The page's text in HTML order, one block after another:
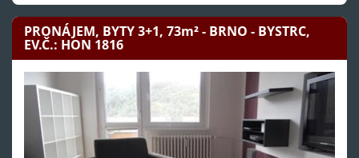
PRONÁJEM, BYTY 3+1, 73m²- BRNO - BYSTRC,
EV.Č.: HON 1816